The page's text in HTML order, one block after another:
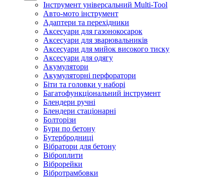
Інструмент універсальний Multi-Tool
Авто-мото інструмент
Адаптери та перехідники
Аксесуари для газонокосарок
Аксесуари для зварювальників
Аксесуари для мийок високого тиску
Аксесуари для одягу
Акумулятори
Акумуляторні перфоратори
Біти та головки у наборі
Багатофункціональний інструмент
Блендери ручні
Блендери стаціонарні
Болторізи
Бури по бетону
Бутербродниці
Вібратори для бетону
Віброплити
Віброрейки
Вібротрамбовки